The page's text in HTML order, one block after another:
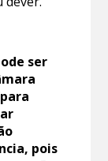
ser
pois